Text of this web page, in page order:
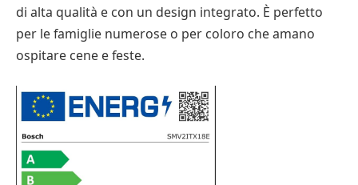
di alta qualità e con un design integrato. È perfetto
per le famiglie numerose o per coloro che amano
ospitare cene e feste.